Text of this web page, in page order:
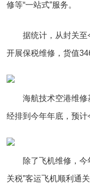
修等“一站式”服务。
据统计，从封关
开展保税维修，货值
海航技术空港维修
经排到今年年底，预计
除了飞机维修，
关税”客运飞机顺利通关